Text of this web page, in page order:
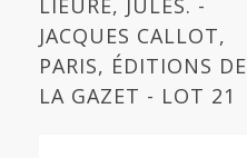
LIEURE, JULES. -
JACQUES CALLOT,
PARIS, ÉDITIONS DE
LA GAZET - LOT 21